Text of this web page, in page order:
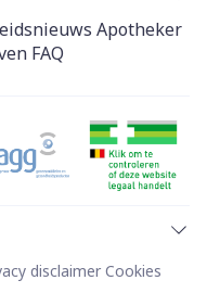
Apotheker
FAQ
disclaimer Cookies